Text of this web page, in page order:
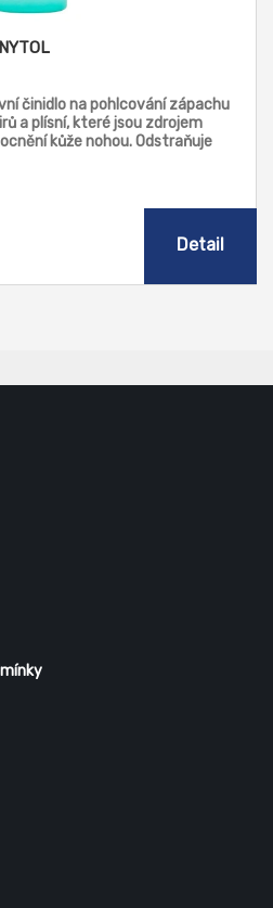
činidlo na pohlcování zápachu
a plísní, které jsou zdrojem
kůže nohou. Odstraňuje
Detail